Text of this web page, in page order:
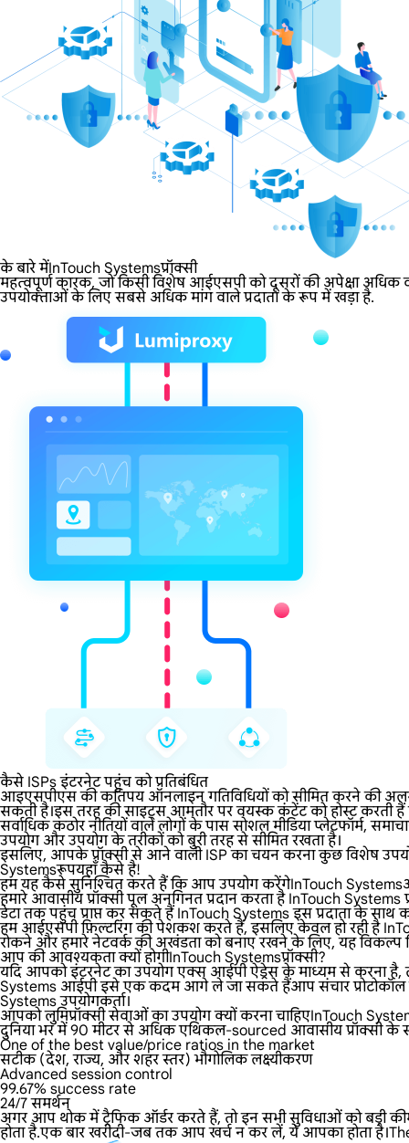
के बारे मेंInTouch Systemsप्रॉक्सी
महत्वपूर्ण कारक, जो किसी विशेष आईएसपी को दूसरों की अपेक्षा अधिक
उपयोक्ताओं के लिए सबसे अधिक मांग वाले प्रदाता के रूप में खड़ा है.
कैसे ISPs इंटरनेट पहुंच को प्रतिबंधित
आइएसपीएस की कतिपय ऑनलाइन गतिविधियों को सीमित करने की
सकती है।इस तरह की साइट्स आमतौर पर वयस्क कंटेंट को होस्ट करती
सर्वाधिक कठोर नीतियों वाले लोगों के पास सोशल मीडिया प्लेटफॉर्म,
उपयोग और उपयोग के तरीकों को बुरी तरह से सीमित रखता है।
इसलिए, आपके प्रॉक्सी से आने वाली ISP का चयन करना कुछ विशेष
Systemsरूपयहाँ कैसे है!
हम यह कैसे सुनिश्चित करते हैं कि आप उपयोग करेंगेInTouch
हमारे आवासीय प्रॉक्सी पूल अनगिनत प्रदान करता है InTouch
डेटा तक पहुंच प्राप्त कर सकते हैं InTouch Systems इस प्रदाता के साथ
हम आईएसपी फ़िल्टरिंग की पेशकश करते हैं, इसलिए केवल हो रही है
रोकने और हमारे नेटवर्क की अखंडता को बनाए रखने के लिए, यह विकल्प
आप की आवश्यकता क्यों होगीInTouch Systemsप्रॉक्सी?
यदि आपको इंटरनेट का उपयोग एक्स आईपी ऐड्रेस के माध्यम से करना है,
Systems आईपी इसे एक कदम आगे ले जा सकते हैंआप संचार प्रोटोकॉल
Systems उपयोगकर्ता।
आपको लुमिप्रॉक्सी सेवाओं का उपयोग क्यों करना चाहिएInTouch
दुनिया भर में 90 मीटर से अधिक एथिकल-sourced आवासीय प्रॉक्सी के
One of the best value/price ratios in the market
सटीक (देश, राज्य, और शहर स्तर) भौगोलिक लक्ष्यीकरण
Advanced session control
99.67% success rate
24/7 समर्थन
अगर आप थोक में ट्रैफिक ऑर्डर करते हैं, तो इन सभी सुविधाओं को बड़ी
होता है.एक बार खरीदी-जब तक आप खर्च न कर लें, ये आपका होता